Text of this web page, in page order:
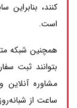
کنند،
است.
همچنین شبکه
بتوانند ثبت
مشاوره آنلاین
ساعت از